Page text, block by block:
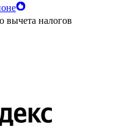
вычета налогов